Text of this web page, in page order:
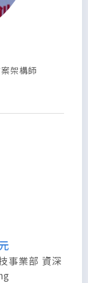
架構師
事業部 資深